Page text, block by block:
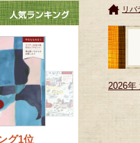
リ
2026年